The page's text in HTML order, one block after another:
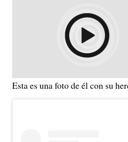
Esta es una foto de él con su